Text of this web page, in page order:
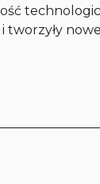
tworzyły